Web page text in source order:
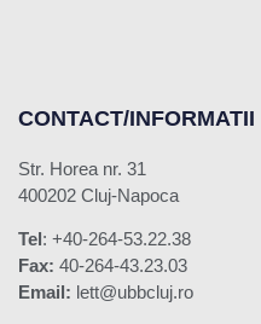
CONTACT/INFORMATII
Str. Horea nr. 31
400202 Cluj-Napoca
Tel: +40-264-53.22.38
Fax: 40-264-43.23.03
Email: lett@ubbcluj.ro